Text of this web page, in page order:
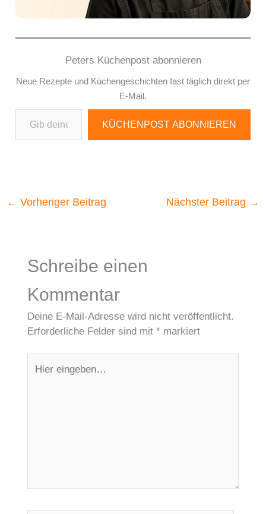
Peters Küchenpost abonnieren
Neue Rezepte und Küchengeschichten fast täglich direkt per
E-Mail.
Gib deine E-Mail-Adresse ein ...
KÜCHENPOST ABONNIEREN
← Vorheriger Beitrag Nächster Beitrag →
Schreibe einen
Kommentar
Deine E-Mail-Adresse wird nicht veröffentlicht.
Erforderliche Felder sind mit * markiert
eingeben…